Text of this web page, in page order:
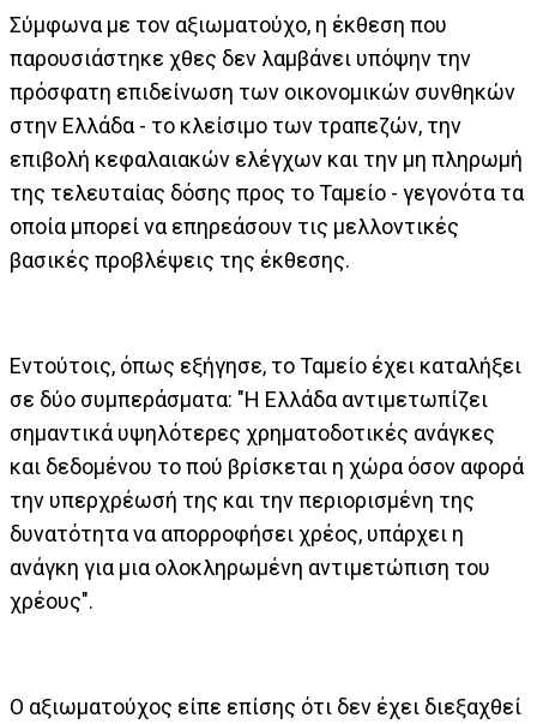
Σύμφωνα με τον αξιωματούχο, η έκθεση που
παρουσιάστηκε χθες δεν λαμβάνει υπόψην την
πρόσφατη επιδείνωση των οικονομικών συνθηκών
στην Ελλάδα - το κλείσιμο των τραπεζών, την
επιβολή κεφαλαιακών ελέγχων και την μη πληρωμή
της τελευταίας δόσης προς το Ταμείο - γεγονότα τα
οποία μπορεί να επηρεάσουν τις μελλοντικές
βασικές προβλέψεις της έκθεσης.
Εντούτοις, όπως εξήγησε, το Ταμείο έχει καταλήξει
σε δύο συμπεράσματα: "Η Ελλάδα αντιμετωπίζει
σημαντικά υψηλότερες χρηματοδοτικές ανάγκες
και δεδομένου το πού βρίσκεται η χώρα όσον αφορά
την υπερχρέωσή της και την περιορισμένη της
δυνατότητα να απορροφήσει χρέος, υπάρχει η
ανάγκη για μια ολοκληρωμένη αντιμετώπιση του
χρέους".
Ο αξιωματούχος είπε επίσης ότι δεν έχει διεξαχθεί